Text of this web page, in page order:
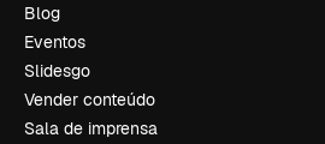
Blog
Eventos
Slidesgo
Vender conteúdo
Sala de imprensa